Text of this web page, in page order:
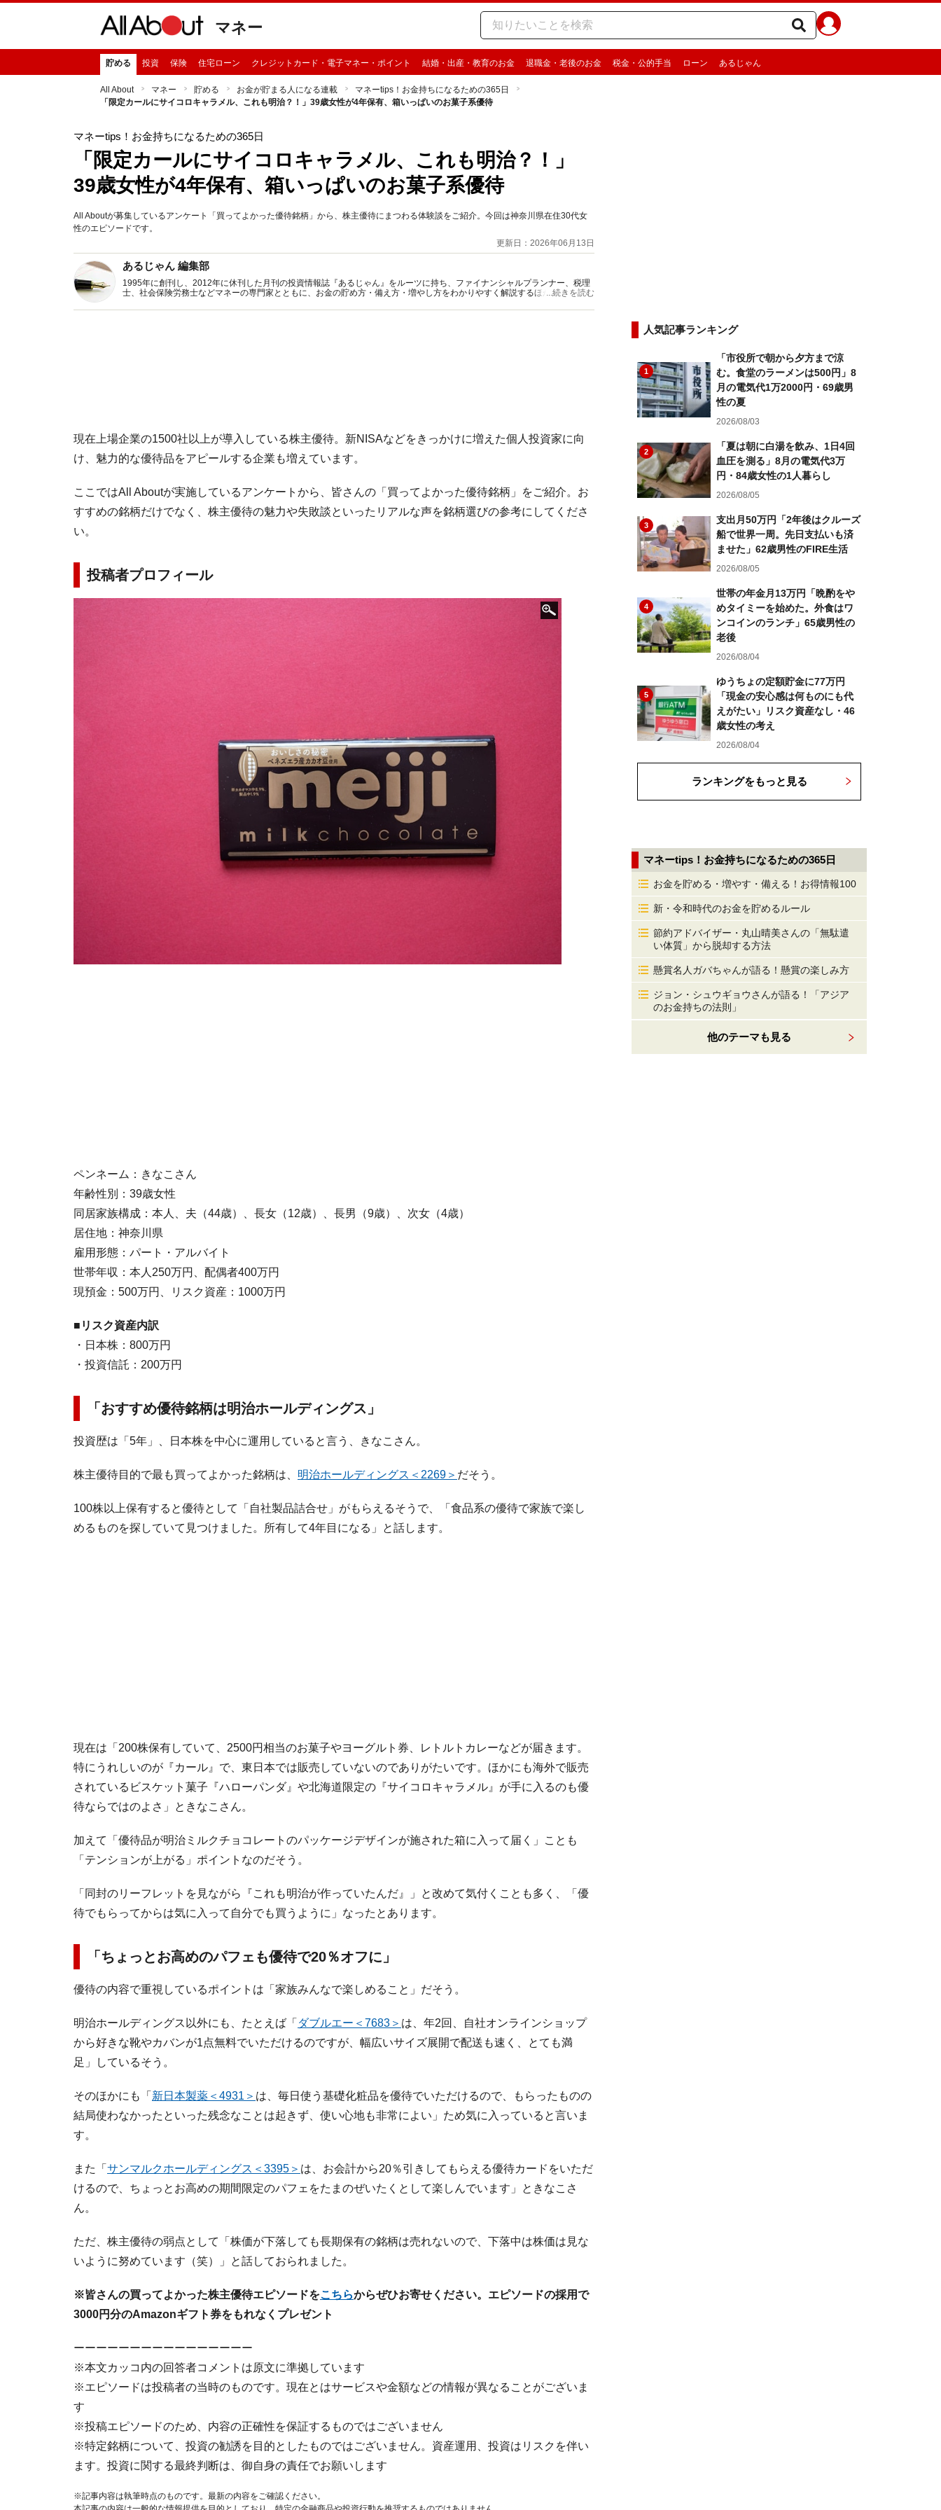
マネー
貯める 投資 保険 住宅ローン クレジットカード・電子マネー・ポイント 結婚・出産・教育のお金 退職金・老後のお金 税金・公的手当 ローン あるじゃん
All About マネー 貯める お金が貯まる人になる連載
マネーtips！お金持ちになるための365日
「限定カールにサイコロキャラメル、これも明治？！」39歳女性が4年保有、箱いっぱいのお菓子系優待
マネーtips！お金持ちになるための365日
「限定カールにサイコロキャラメル、これも明治？！」
39歳女性が4年保有、箱いっぱいのお菓子系優待
All Aboutが募集しているアンケート「買ってよかった優待銘柄」から、株主優待にまつわる体験談をご紹介。今回は神奈川県在住30代女
性のエピソードです。
更新日：2026年06月13日
あるじゃん 編集部
1995年に創刊し、2012年に休刊した月刊の投資情報誌『あるじゃん』をルーツに持ち、ファイナンシャルプランナー、税理
士、社会保険労務士などマネーの専門家とともに、お金の貯め方・備え方・増やし方をわかりやすく解説するほか、マネー最
...続きを読む
現在上場企業の1500社以上が導入している株主優待。新NISAなどをきっかけに増えた個人投資家に向
け、魅力的な優待品をアピールする企業も増えています。
ここではAll Aboutが実施しているアンケートから、皆さんの「買ってよかった優待銘柄」をご紹介。お
すすめの銘柄だけでなく、株主優待の魅力や失敗談といったリアルな声を銘柄選びの参考にしてくださ
い。
投稿者プロフィール
ペンネーム：きなこさん
年齢性別：39歳女性
同居家族構成：本人、夫（44歳）、長女（12歳）、長男（9歳）、次女（4歳）
居住地：神奈川県
雇用形態：パート・アルバイト
世帯年収：本人250万円、配偶者400万円
現預金：500万円、リスク資産：1000万円
■リスク資産内訳
・日本株：800万円
・投資信託：200万円
「おすすめ優待銘柄は明治ホールディングス」
投資歴は「5年」、日本株を中心に運用していると言う、きなこさん。
株主優待目的で最も買ってよかった銘柄は、 明治ホールディングス＜2269＞ だそう。
100株以上保有すると優待として「自社製品詰合せ」がもらえるそうで、「食品系の優待で家族で楽し
めるものを探していて見つけました。所有して4年目になる」と話します。
現在は「200株保有していて、2500円相当のお菓子やヨーグルト券、レトルトカレーなどが届きます。
特にうれしいのが『カール』で、東日本では販売していないのでありがたいです。ほかにも海外で販売
されているビスケット菓子『ハローパンダ』や北海道限定の『サイコロキャラメル』が手に入るのも優
待ならではのよさ」ときなこさん。
加えて「優待品が明治ミルクチョコレートのパッケージデザインが施された箱に入って届く」ことも
「テンションが上がる」ポイントなのだそう。
「同封のリーフレットを見ながら『これも明治が作っていたんだ』」と改めて気付くことも多く、「優
待でもらってからは気に入って自分でも買うように」なったとあります。
「ちょっとお高めのパフェも優待で20％オフに」
優待の内容で重視しているポイントは「家族みんなで楽しめること」だそう。
明治ホールディングス以外にも、たとえば「 ダブルエー＜7683＞ は、年2回、自社オンラインショップ
から好きな靴やカバンが1点無料でいただけるのですが、幅広いサイズ展開で配送も速く、とても満
足」しているそう。
そのほかにも「 新日本製薬＜4931＞ は、毎日使う基礎化粧品を優待でいただけるので、もらったものの
結局使わなかったといった残念なことは起きず、使い心地も非常によい」ため気に入っていると言いま
す。
また「 サンマルクホールディングス＜3395＞ は、お会計から20％引きしてもらえる優待カードをいただ
けるので、ちょっとお高めの期間限定のパフェをたまのぜいたくとして楽しんでいます」ときなこさ
ん。
ただ、株主優待の弱点として「株価が下落しても長期保有の銘柄は売れないので、下落中は株価は見な
いように努めています（笑）」と話しておられました。
※皆さんの買ってよかった株主優待エピソードをこちらからぜひお寄せください。エピソードの採用で
3000円分のAmazonギフト券をもれなくプレゼント
ーーーーーーーーーーーーーーーー
※本文カッコ内の回答者コメントは原文に準拠しています
※エピソードは投稿者の当時のものです。現在とはサービスや金額などの情報が異なることがございま
す
※投稿エピソードのため、内容の正確性を保証するものではございません
※特定銘柄について、投資の勧誘を目的としたものではございません。資産運用、投資はリスクを伴い
ます。投資に関する最終判断は、御自身の責任でお願いします
※記事内容は執筆時点のものです。最新の内容をご確認ください。
人気記事ランキング
1
「市役所で朝から夕方まで涼
む。食堂のラーメンは500円」8
月の電気代1万2000円・69歳男
性の夏
2026/08/03
2
「夏は朝に白湯を飲み、1日4回
血圧を測る」8月の電気代3万
円・84歳女性の1人暮らし
2026/08/05
3
支出月50万円「2年後はクルーズ
船で世界一周。先日支払いも済
ませた」62歳男性のFIRE生活
2026/08/05
4
世帯の年金月13万円「晩酌をや
めタイミーを始めた。外食はワ
ンコインのランチ」65歳男性の
老後
2026/08/04
5
ゆうちょの定額貯金に77万円
「現金の安心感は何ものにも代
えがたい」リスク資産なし・46
歳女性の考え
2026/08/04
ランキングをもっと見る
マネーtips！お金持ちになるための365日
お金を貯める・増やす・備える！お得情報100
新・令和時代のお金を貯めるルール
節約アドバイザー・丸山晴美さんの「無駄遣
い体質」から脱却する方法
懸賞名人ガバちゃんが語る！懸賞の楽しみ方
ジョン・シュウギョウさんが語る！「アジア
のお金持ちの法則」
他のテーマも見る